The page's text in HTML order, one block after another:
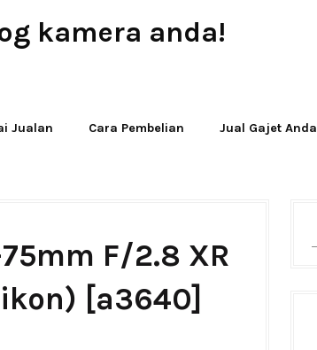
kamera anda!
Jualan Cara Pembelian Jual Gajet Anda
75mm F/2.8 XR
[a3640]